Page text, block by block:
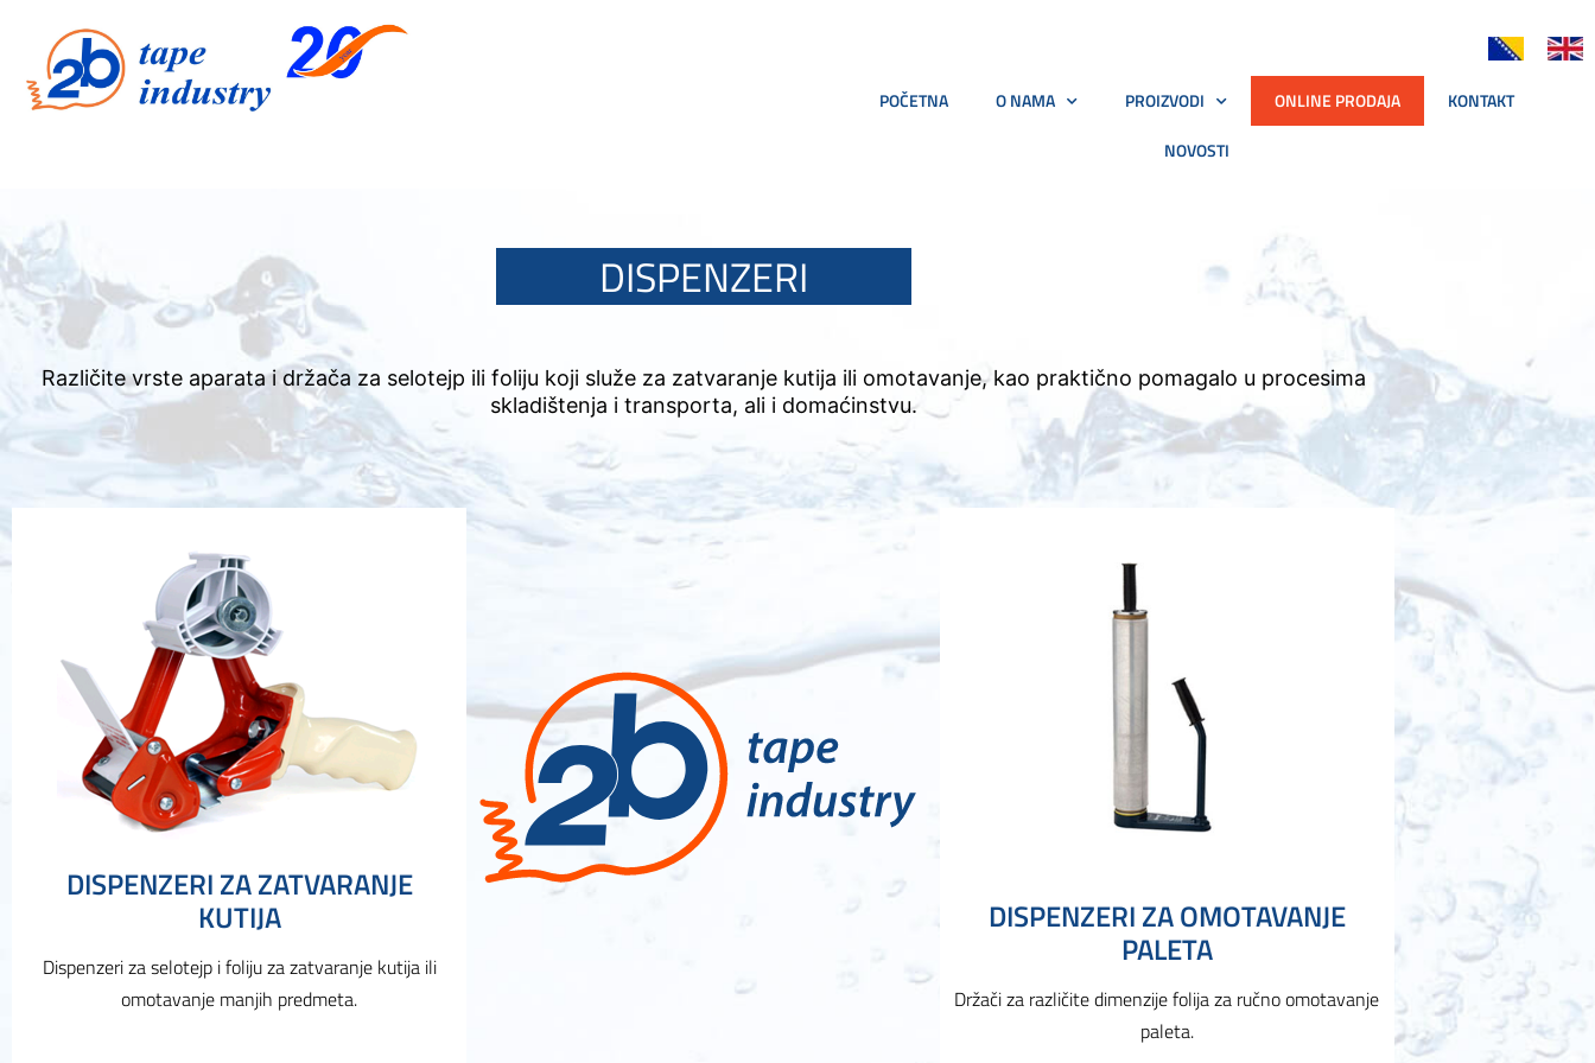
POČETNA O NAMA PROIZVODI ONLINE PRODAJA
KONTAKT
NOVOSTI
DISPENZERI
Različite vrste aparata i držača za selotejp ili foliju koji služe za zatvaranje kutija ili omotavanje, kao praktično pomagalo u procesima
skladištenja i transporta, ali i domaćinstvu.
DISPENZERI ZA ZATVARANJE
KUTIJA
Dispenzeri za selotejp i foliju za zatvaranje kutija ili
omotavanje manjih predmeta.
DISPENZERI ZA OMOTAVANJE
PALETA
Držači za različite dimenzije folija za ručno omotavanje
paleta.